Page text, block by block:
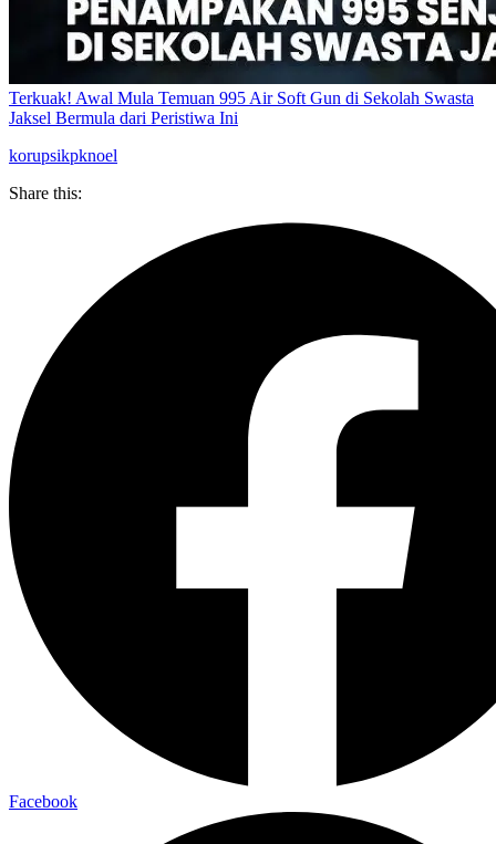
Terkuak! Awal Mula Temuan 995 Air Soft Gun di Sekolah Swasta
Jaksel Bermula dari Peristiwa Ini
korupsikpknoel
Share this:
Facebook